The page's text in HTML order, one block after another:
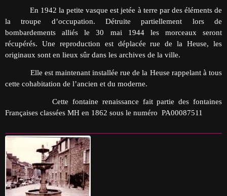
En 1942 la petite vasque est jetée à terre par des éléments de
la troupe d’occupation. Détruite partiellement lors de
bombardements alliés le 30 mai 1944 les morceaux seront
récupérés. Une reproduction est déplacée rue de la Heuse, les
originaux sont en lieux sûr dans les archives de la ville.
Elle est maintenant installée rue de la Heuse rappelant à tous
cette cohabitation de l’ancien et du moderne.
Cette fontaine renaissance fait partie des fontaines
Françaises classées MH en 1862 sous le numéro PA00087511